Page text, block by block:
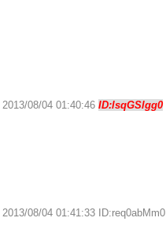
2013/08/04 01:40:46 ID:lsqGSlgg0
2013/08/04 01:41:33 ID:req0abMm0